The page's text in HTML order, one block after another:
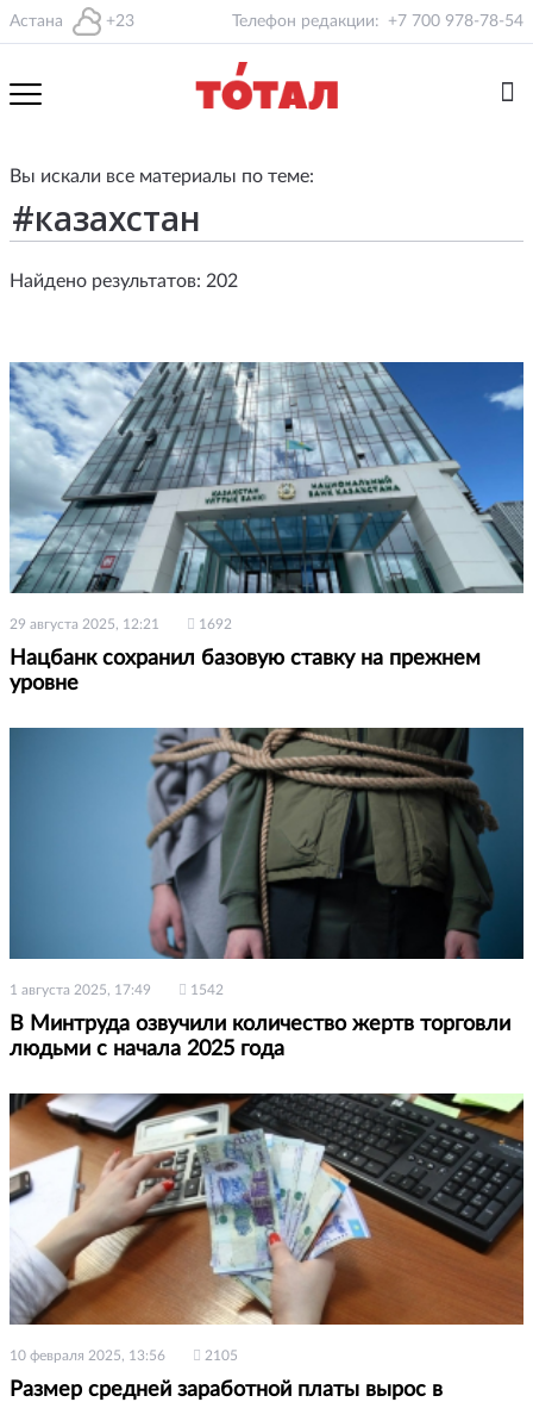
Астана +23 Телефон редакции: +7 700 978-78-54
Вы искали все материалы по теме:
Найдено результатов: 202
29 августа 2025, 12:21 1692
Нацбанк сохранил базовую ставку на прежнем
уровне
1 августа 2025, 17:49 1542
В Минтруда озвучили количество жертв торговли
людьми с начала 2025 года
10 февраля 2025, 13:56 2105
Размер средней заработной платы вырос в